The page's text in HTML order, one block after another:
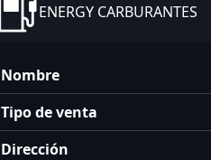
ENERGY CARBURANTES
Nombre
Tipo de venta
Dirección